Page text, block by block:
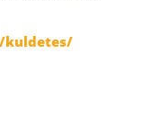
kuldetes/